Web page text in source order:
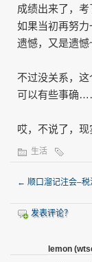
成绩出来了，考
如果当初再努
遗憾，又是遗憾
不过没关系，
可以有些事
哎，不说了，现
生活
← 顺口溜记注会–税
发表评论？
lemon